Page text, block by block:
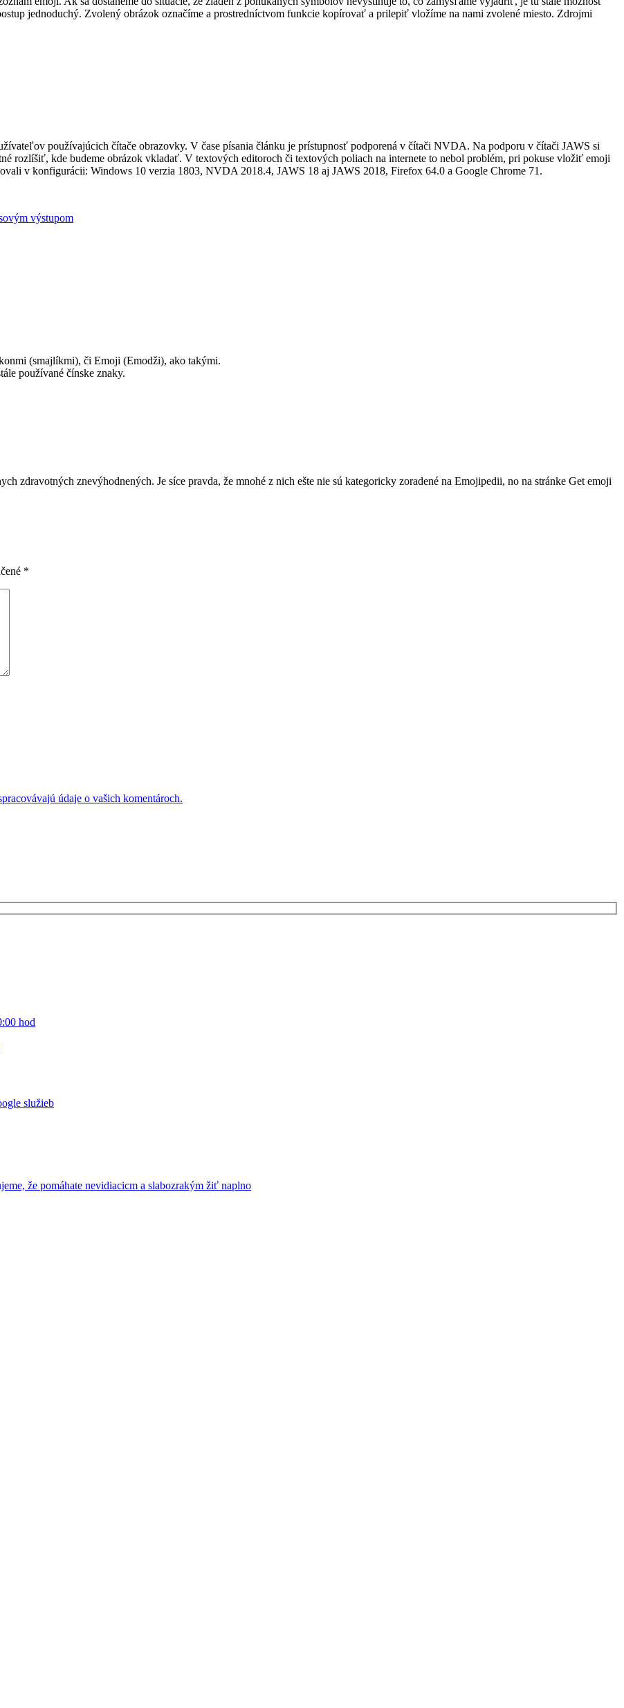
jednoduchý. Zvolený obrázok označíme a prostredníctvom funkcie kopírovať a prilepiť vložíme na nami zvolené miesto. Zdrojmi
používajúcich čítače obrazovky. V čase písania článku je prístupnosť podporená v čítači NVDA. Na podporu v čítači JAWS si
rozlíšiť, kde budeme obrázok vkladať. V textových editoroch či textových poliach na internete to nebol problém, pri pokuse vložiť emoji
v konfigurácii: Windows 10 verzia 1803, NVDA 2018.4, JAWS 18 aj JAWS 2018, Firefox 64.0 a Google Chrome 71.
výstupom
(smajlíkmi), či Emoji (Emodži), ako takými.
používané čínske znaky.
zdravotných znevýhodnených. Je síce pravda, že mnohé z nich ešte nie sú kategoricky zoradené na Emojipedii, no na stránke Get emoji
*
údaje o vašich komentároch.
hod
služieb